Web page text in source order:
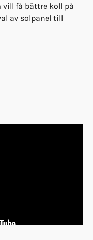
vill få bättre koll på
av solpanel till